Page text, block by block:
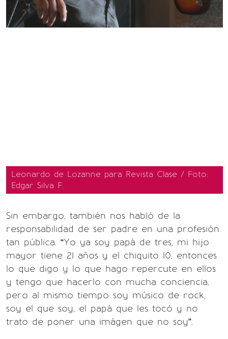
Leonardo de Lozanne para Revista Clase / Foto:
Edgar Silva F.
Sin embargo, también nos habló de la
responsabilidad de ser padre en una profesión
tan pública. “Yo ya soy papá de tres, mi hijo
mayor tiene 21 años y el chiquito 10, entonces
lo que digo y lo que hago repercute en ellos
y tengo que hacerlo con mucha conciencia,
pero al mismo tiempo soy músico de rock,
soy el que soy, el papá que les tocó y no
trato de poner una imágen que no soy”.